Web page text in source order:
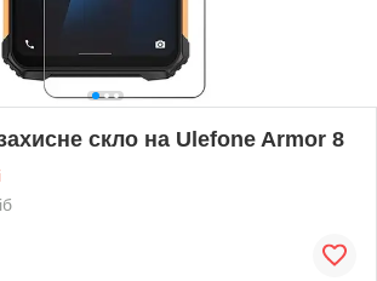
скло на Ulefone Armor 8